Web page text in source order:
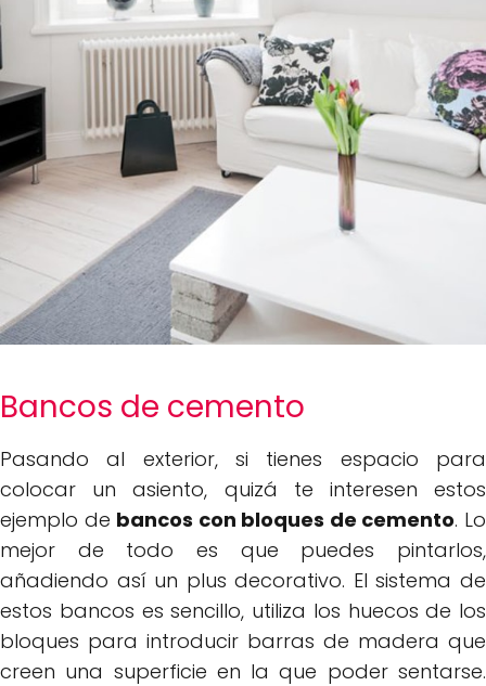
Bancos de cemento
Pasando al exterior, si tienes espacio para
colocar un asiento, quizá te interesen estos
ejemplo de bancos con bloques de cemento. Lo
mejor de todo es que puedes pintarlos,
añadiendo así un plus decorativo. El sistema de
estos bancos es sencillo, utiliza los huecos de los
bloques para introducir barras de madera que
creen una superficie en la que poder sentarse.